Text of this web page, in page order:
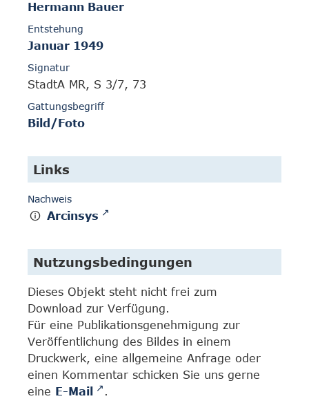
Hermann Bauer
Entstehung
Januar 1949
Signatur
StadtA MR, S 3/7, 73
Gattungsbegriff
Bild/Foto
Links
Nachweis
Arcinsys
Nutzungsbedingungen
Dieses Objekt steht nicht frei zum
Download zur Verfügung.
Für eine Publikationsgenehmigung zur
Veröffentlichung des Bildes in einem
Druckwerk, eine allgemeine Anfrage oder
einen Kommentar schicken Sie uns gerne
eine E-Mail
.